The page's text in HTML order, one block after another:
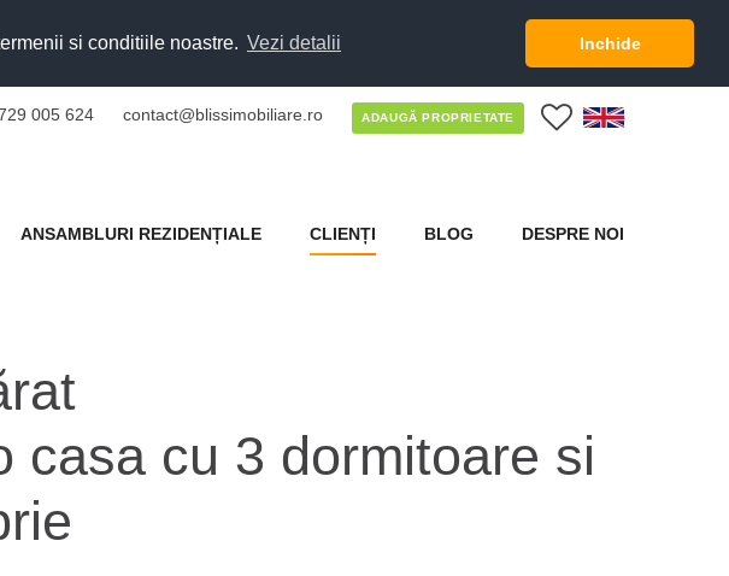
si conditiile noastre. Vezi detalii Inchide
005 624 contact@blissimobiliare.ro ADAUGĂ PROPRIETATE
ANSAMBLURI REZIDENȚIALE CLIENȚI BLOG DESPRE NOI
casa cu 3 dormitoare si